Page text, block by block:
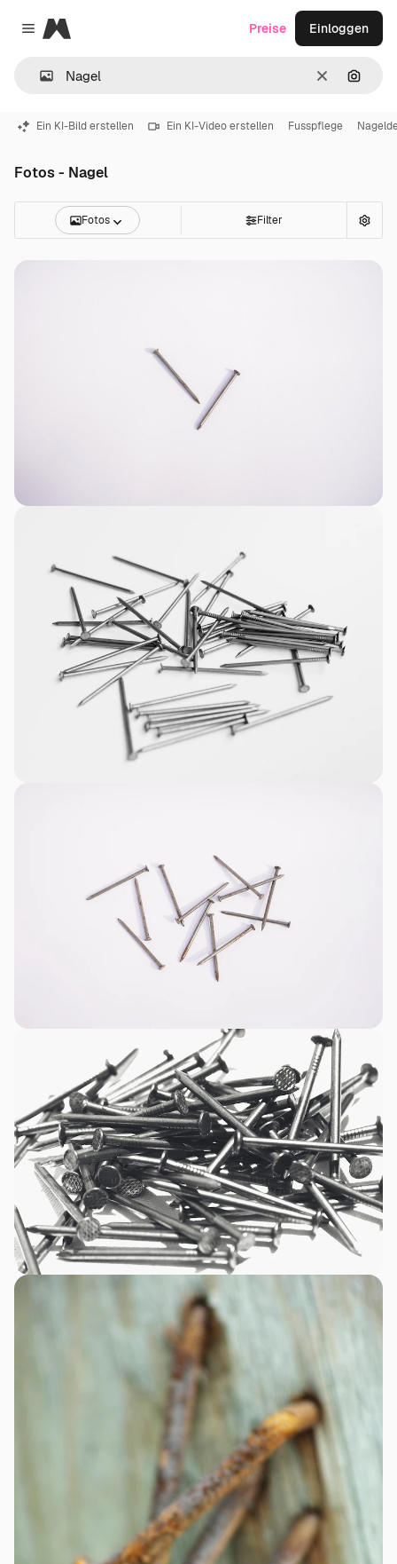
Close menu
Magnific
LöschenNach
Preise Einloggen
Ein KI-Bild erstellen Ein KI-Video erstellen Fusspflege
Fotos - Nagel
Fotos Filter